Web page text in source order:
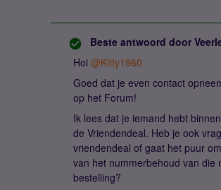
Beste antwoord door
Hoi @Kitty1960
Goed dat je even contact
op het Forum!
Ik lees dat je iemand hebt
de Vriendendeal. Heb je ook
vriendendeal of gaat het puur
van het nummerbehoud van die
bestelling?